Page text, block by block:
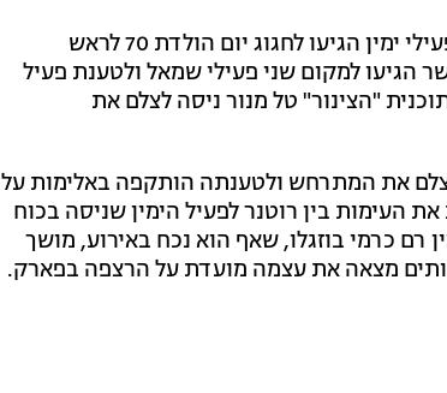
כמה תקריות אלימות התרחשו אמש (שלישי) כאשר מאות פעילי ימין הגיעו לחגוג יום הולדת 70 לראש
הגיעו למקום שני פעילי שמאל ולטענת פעיל
"הצינור" טל מנור ניסה לצלם את
את המתרחש ולטענתה הותקפה באלימות על
העימות בין רוטנר לפעיל הימין שניסה בכוח
רם כרמי בוזגלו, שאף הוא נכח באירוע, מושך
מצאה את עצמה מועדת על הרצפה בפארק.